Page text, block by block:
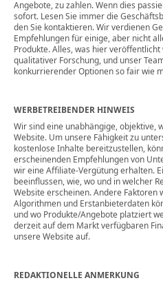
Angebote, zu zahlen. Wenn dies
sofort. Lesen Sie immer die
den Sie kontaktieren. Wir verdienen
Empfehlungen für einige, aber nicht
Produkte. Alles, was hier
qualitativer Forschung, und unser
konkurrierender Optionen so fair wie
WERBETREIBENDER HINWEIS
Wir sind eine unabhängige,
Website. Um unsere Fähigkeit zu
kostenlose Inhalte bereitzustellen,
erscheinenden Empfehlungen von
wir eine Affiliate-Vergütung erhalten.
beeinflussen, wie, wo und in welcher
Website erscheinen. Andere
Algorithmen und Erstanbieterdaten
und wo Produkte/Angebote platziert
derzeit auf dem Markt verfügbaren
unsere Website auf.
REDAKTIONELLE ANMERKUNG